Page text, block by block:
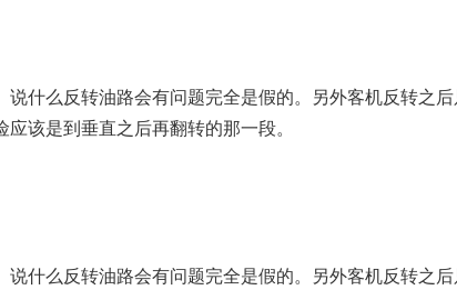
什么反转油路会有问题完全是假的。另外客机反转之
该是到垂直之后再翻转的那一段。
什么反转油路会有问题完全是假的。另外客机反转之